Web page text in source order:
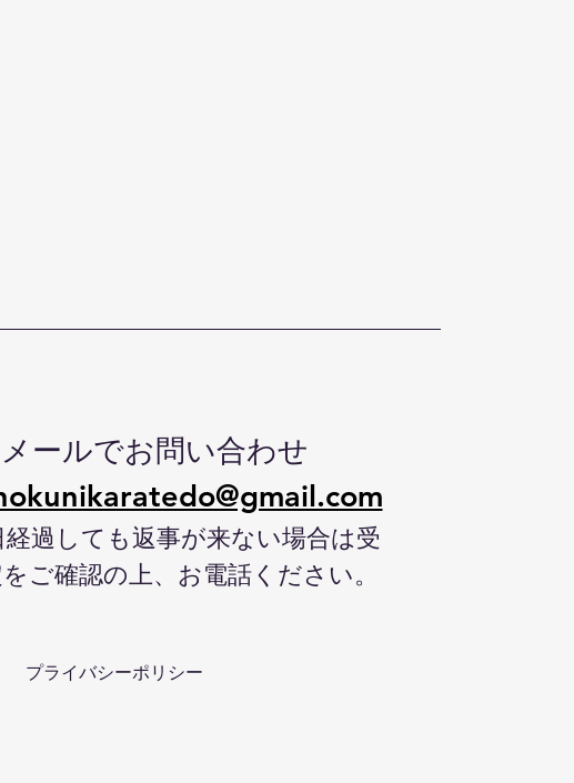
メールでお問い合わせ
経過しても返事が来ない場合は受
ご確認の上、お電話ください。
プライバシーポリシー